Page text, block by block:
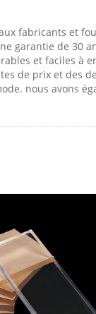
fabricants et
de 30
et faciles à
de prix et des
nous avons